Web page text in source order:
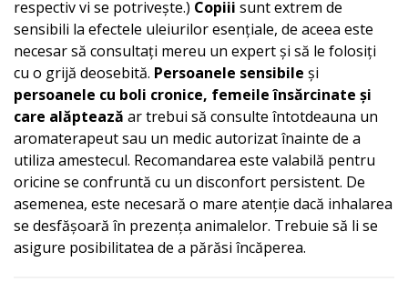
respectiv vi se potrivește.) Copiii sunt extrem de
sensibili la efectele uleiurilor esențiale, de aceea este
necesar să consultați mereu un expert și să le folosiți
cu o grijă deosebită. Persoanele sensibile și
persoanele cu boli cronice, femeile însărcinate și
care alăptează ar trebui să consulte întotdeauna un
aromaterapeut sau un medic autorizat înainte de a
utiliza amestecul. Recomandarea este valabilă pentru
oricine se confruntă cu un disconfort persistent. De
asemenea, este necesară o mare atenție dacă inhalarea
se desfășoară în prezența animalelor. Trebuie să li se
asigure posibilitatea de a părăsi încăperea.